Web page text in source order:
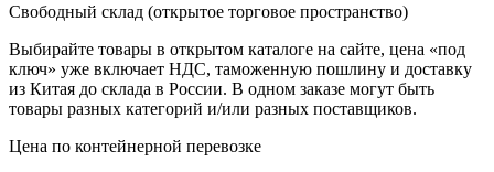
Свободный склад (открытое торговое пространство)
Выбирайте товары в открытом каталоге на сайте, цена «под
ключ» уже включает НДС, таможенную пошлину и доставку
из Китая до склада в России. В одном заказе могут быть
товары разных категорий и/или разных поставщиков.
Цена по контейнерной перевозке